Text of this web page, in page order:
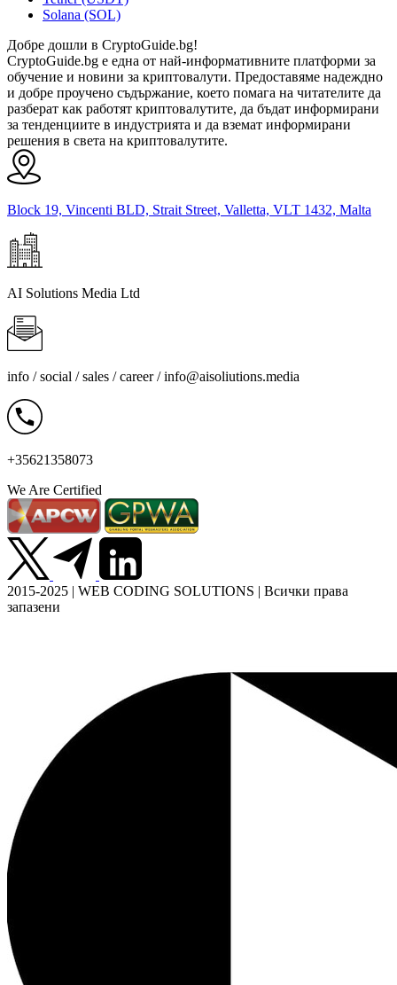
Solana (SOL)
Добре дошли в CryptoGuide.bg!
CryptoGuide.bg е една от най-информативните платформи за
обучение и новини за криптовалути. Предоставяме надеждно
и добре проучено съдържание, което помага на читателите да
разберат как работят криптовалутите, да бъдат информирани
за тенденциите в индустрията и да вземат информирани
решения в света на криптовалутите.
Block 19, Vincenti BLD, Strait Street, Valletta, VLT 1432, Malta
AI Solutions Media Ltd
info / social / sales / career /info@aisoliutions.media
+35621358073
We Are Certified
2015-2025 | WEB CODING SOLUTIONS | Всички права
запазени